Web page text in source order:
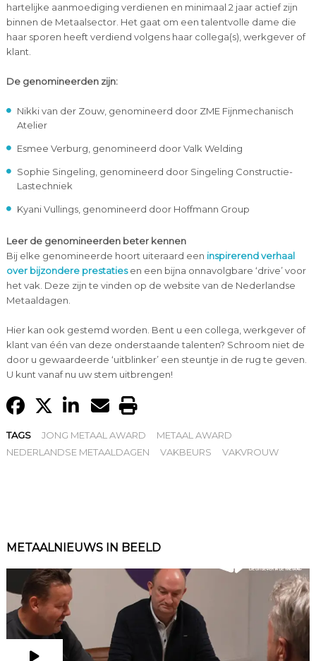
hartelijke aanmoediging verdienen en minimaal 2 jaar actief zijn
binnen de Metaalsector. Het gaat om een talentvolle dame die
haar sporen heeft verdiend volgens haar collega(s), werkgever of
klant.
De genomineerden zijn:
Nikki van der Zouw, genomineerd door ZME Fijnmechanisch
Atelier
Esmee Verburg, genomineerd door Valk Welding
Sophie Singeling, genomineerd door Singeling Constructie-
Lastechniek
Kyani Vullings, genomineerd door Hoffmann Group
Leer de genomineerden beter kennen
Bij elke genomineerde hoort uiteraard een inspirerend verhaal
over bijzondere prestatiesen een bijna onnavolgbare ‘drive’ voor
het vak. Deze zijn te vinden op de website van de Nederlandse
Metaaldagen.
Hier kan ook gestemd worden. Bent u een collega, werkgever of
klant van één van deze onderstaande talenten? Schroom niet de
door u gewaardeerde ‘uitblinker’ een steuntje in de rug te geven.
U kunt vanaf nu uw stem uitbrengen!
TAGS JONG METAAL AWARD
METAAL AWARD
NEDERLANDSE METAALDAGEN
VAKBEURS VAKVROUW
METAALNIEUWS IN BEELD